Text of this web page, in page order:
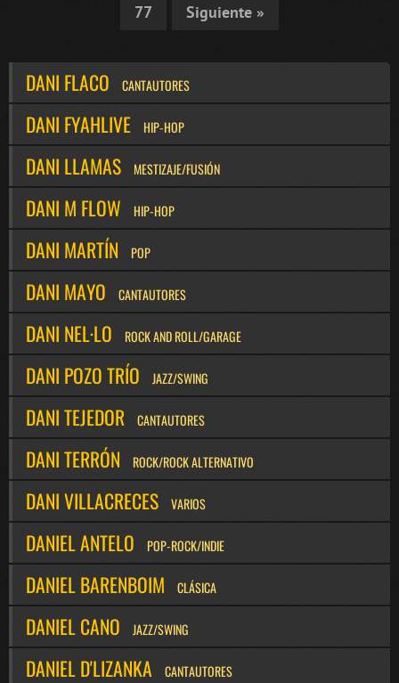
77 Siguiente »
DANI FLACO CANTAUTORES
DANI FYAHLIVE HIP-HOP
DANI LLAMAS MESTIZAJE/FUSIÓN
DANI M FLOW HIP-HOP
DANI MARTÍN POP
DANI MAYO CANTAUTORES
DANI NEL·LO ROCK AND ROLL/GARAGE
DANI POZO TRÍO JAZZ/SWING
DANI TEJEDOR CANTAUTORES
DANI TERRÓN ROCK/ROCK ALTERNATIVO
DANI VILLACRECES VARIOS
DANIEL ANTELO POP-ROCK/INDIE
DANIEL BARENBOIM CLÁSICA
DANIEL CANO JAZZ/SWING
DANIEL D'LIZANKA CANTAUTORES